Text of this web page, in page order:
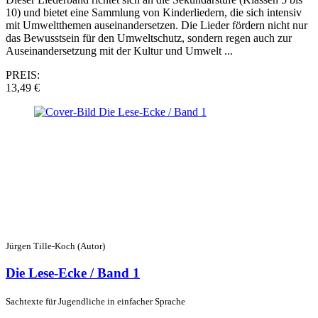
10) und bietet eine Sammlung von Kinderliedern, die sich intensiv
mit Umweltthemen auseinandersetzen. Die Lieder fördern nicht nur
das Bewusstsein für den Umweltschutz, sondern regen auch zur
Auseinandersetzung mit der Kultur und Umwelt ...
PREIS:
13,49 €
Jürgen Tille-Koch (Autor)
Die Lese-Ecke / Band 1
Sachtexte für Jugendliche in einfacher Sprache